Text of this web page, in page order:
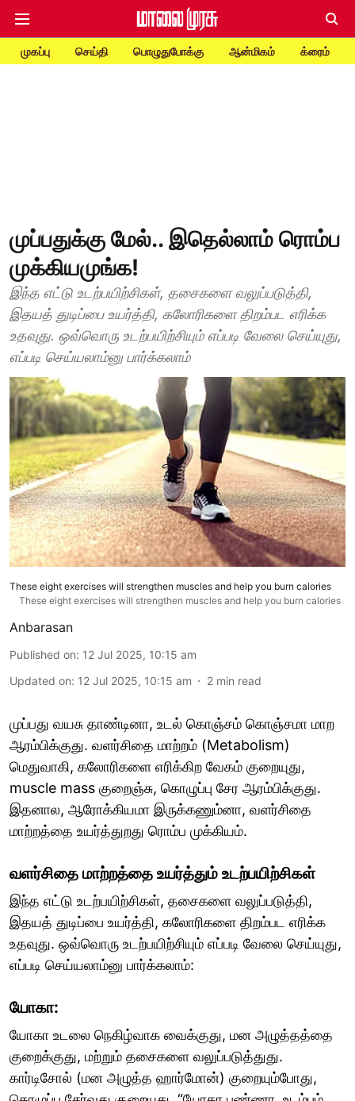
முகப்பு செய்தி பொழுதுபோக்கு ஆன்மிகம் க்ரைம்
முப்பதுக்கு மேல்.. இதெல்லாம் ரொம்ப
முக்கியமுங்க!
இந்த எட்டு உடற்பயிற்சிகள், தசைகளை வலுப்படுத்தி,
இதயத் துடிப்பை உயர்த்தி, கலோரிகளை திறம்பட எரிக்க
உதவுது. ஒவ்வொரு உடற்பயிற்சியும் எப்படி வேலை செய்யுது,
எப்படி செய்யலாம்னு பார்க்கலாம்
These eight exercises will strengthen muscles and help you burn calories
These eight exercises will strengthen muscles and help you burn calories
Anbarasan
Published on: 12 Jul 2025, 10:15 am
Updated on: 12 Jul 2025, 10:15 am 2 min read
முப்பது வயசு தாண்டினா, உடல் கொஞ்சம் கொஞ்சமா மாற
ஆரம்பிக்குது. வளர்சிதை மாற்றம் (Metabolism)
மெதுவாகி, கலோரிகளை எரிக்கிற வேகம் குறையுது,
muscle mass குறைஞ்சு, கொழுப்பு சேர ஆரம்பிக்குது.
இதனால, ஆரோக்கியமா இருக்கணும்னா, வளர்சிதை
மாற்றத்தை உயர்த்துறது ரொம்ப முக்கியம்.
வளர்சிதை மாற்றத்தை உயர்த்தும் உடற்பயிற்சிகள்
இந்த எட்டு உடற்பயிற்சிகள், தசைகளை வலுப்படுத்தி,
இதயத் துடிப்பை உயர்த்தி, கலோரிகளை திறம்பட எரிக்க
உதவுது. ஒவ்வொரு உடற்பயிற்சியும் எப்படி வேலை செய்யுது,
எப்படி செய்யலாம்னு பார்க்கலாம்:
யோகா:
யோகா உடலை நெகிழ்வாக வைக்குது, மன அழுத்தத்தை
குறைக்குது, மற்றும் தசைகளை வலுப்படுத்துது.
கார்டிசோல் (மன அழுத்த ஹார்மோன்) குறையும்போது,